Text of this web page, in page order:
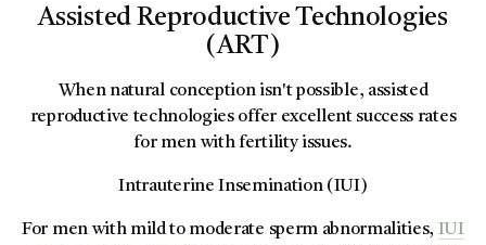
Assisted Reproductive Technologies
(ART)
When natural conception isn't possible, assisted
reproductive technologies offer excellent success rates
for men with fertility issues.
Intrauterine Insemination (IUI)
For men with mild to moderate sperm abnormalities, IUI